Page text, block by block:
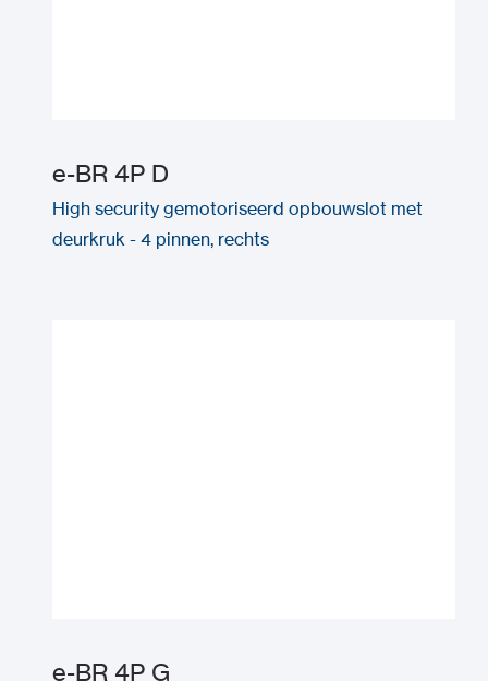
e-BR 4P D
High security gemotoriseerd opbouwslot met
deurkruk - 4 pinnen, rechts
e-BR 4P G